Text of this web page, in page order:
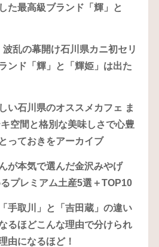
た最高級ブランド「輝」と
波乱の幕開け石川県カニ初セリ
ンド「輝」と「輝姫」は出た
い石川県のオススメカフェ ま
空間と格別な美味しさで心豊
っておきをアーカイブ
が本気で選んだ金沢みやげ
プレミアム土産5選＋TOP10
手取川」と「吉田蔵」の違い
るほどこんな理由で分けられ
由になるほど！